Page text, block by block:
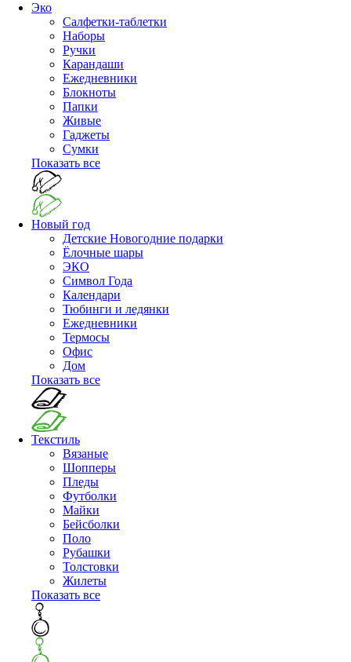
Эко
Салфетки-таблетки
Наборы
Ручки
Карандаши
Ежедневники
Блокноты
Папки
Живые
Гаджеты
Сумки
Показать все
Новый год
Детские Новогодние подарки
Ёлочные шары
ЭКО
Символ Года
Календари
Тюбинги и ледянки
Ежедневники
Термосы
Офис
Дом
Показать все
Текстиль
Вязаные
Шопперы
Пледы
Футболки
Майки
Бейсболки
Поло
Рубашки
Толстовки
Жилеты
Показать все